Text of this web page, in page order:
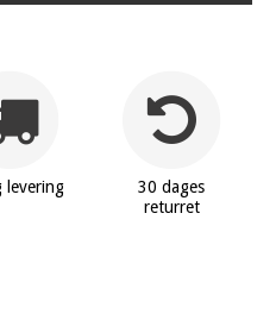
levering
30 dages
returret